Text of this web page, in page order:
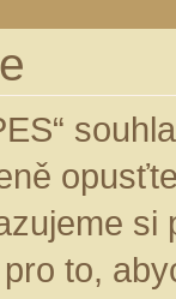
to,